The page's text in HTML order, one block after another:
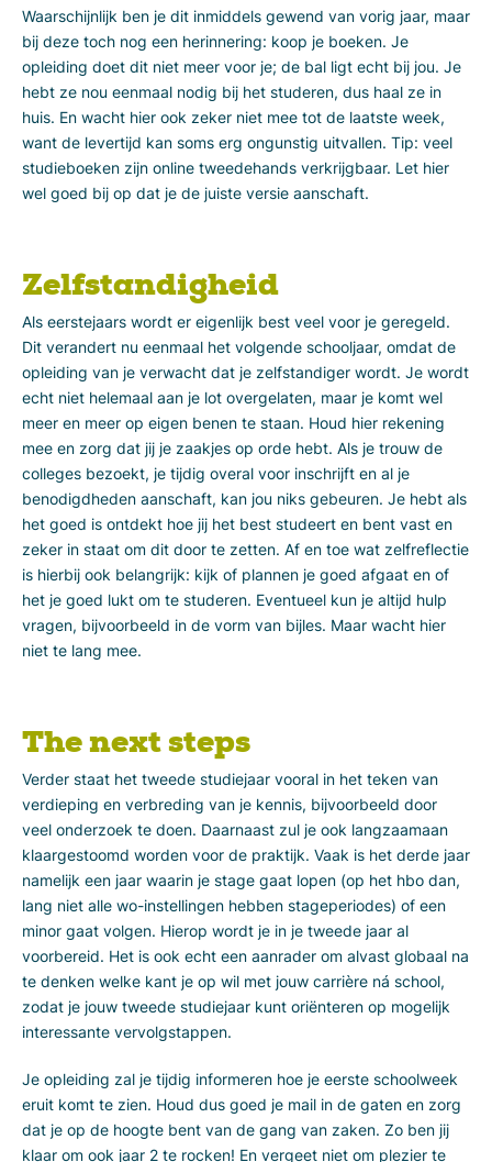
Waarschijnlijk ben je dit inmiddels gewend van vorig jaar, maar
bij deze toch nog een herinnering: koop je boeken. Je
opleiding doet dit niet meer voor je; de bal ligt echt bij jou. Je
hebt ze nou eenmaal nodig bij het studeren, dus haal ze in
huis. En wacht hier ook zeker niet mee tot de laatste week,
want de levertijd kan soms erg ongunstig uitvallen. Tip: veel
studieboeken zijn online tweedehands verkrijgbaar. Let hier
wel goed bij op dat je de juiste versie aanschaft.
Zelfstandigheid
Als eerstejaars wordt er eigenlijk best veel voor je geregeld.
Dit verandert nu eenmaal het volgende schooljaar, omdat de
opleiding van je verwacht dat je zelfstandiger wordt. Je wordt
echt niet helemaal aan je lot overgelaten, maar je komt wel
meer en meer op eigen benen te staan. Houd hier rekening
mee en zorg dat jij je zaakjes op orde hebt. Als je trouw de
colleges bezoekt, je tijdig overal voor inschrijft en al je
benodigdheden aanschaft, kan jou niks gebeuren. Je hebt als
het goed is ontdekt hoe jij het best studeert en bent vast en
zeker in staat om dit door te zetten. Af en toe wat zelfreflectie
is hierbij ook belangrijk: kijk of plannen je goed afgaat en of
het je goed lukt om te studeren. Eventueel kun je altijd hulp
vragen, bijvoorbeeld in de vorm van bijles. Maar wacht hier
niet te lang mee.
The next steps
Verder staat het tweede studiejaar vooral in het teken van
verdieping en verbreding van je kennis, bijvoorbeeld door
veel onderzoek te doen. Daarnaast zul je ook langzaamaan
klaargestoomd worden voor de praktijk. Vaak is het derde jaar
namelijk een jaar waarin je stage gaat lopen (op het hbo dan,
lang niet alle wo-instellingen hebben stageperiodes) of een
minor gaat volgen. Hierop wordt je in je tweede jaar al
voorbereid. Het is ook echt een aanrader om alvast globaal na
te denken welke kant je op wil met jouw carrière ná school,
zodat je jouw tweede studiejaar kunt oriënteren op mogelijk
interessante vervolgstappen.
Je opleiding zal je tijdig informeren hoe je eerste schoolweek
eruit komt te zien. Houd dus goed je mail in de gaten en zorg
dat je op de hoogte bent van de gang van zaken. Zo ben jij
klaar om ook jaar 2 te rocken! En vergeet niet om plezier te